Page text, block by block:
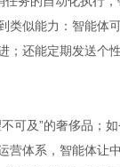
似能力：智能体
还能定期发送个
及”的奢侈品；
体系，智能体让